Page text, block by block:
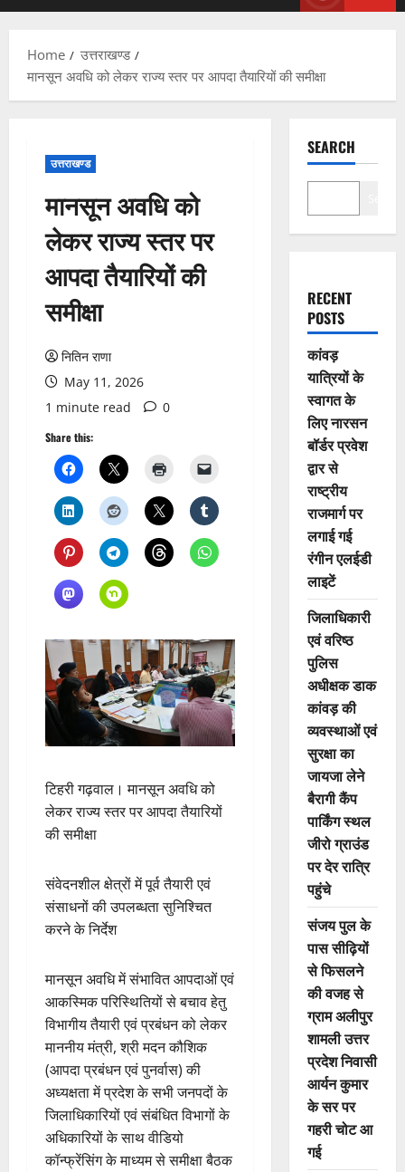
Home
उत्तराखण्ड
मानसून अवधि को लेकर राज्य स्तर पर आपदा तैयारियों की समीक्षा
उत्तराखण्ड
मानसून अवधि को
लेकर राज्य स्तर पर
आपदा तैयारियों की
समीक्षा
नितिन राणा
May 11, 2026
1 minute read
0
Share this:
टिहरी गढ़वाल। मानसून अवधि को
लेकर राज्य स्तर पर आपदा तैयारियों
की समीक्षा
संवेदनशील क्षेत्रों में पूर्व तैयारी एवं
संसाधनों की उपलब्धता सुनिश्चित
करने के निर्देश
मानसून अवधि में संभावित आपदाओं एवं
आकस्मिक परिस्थितियों से बचाव हेतु
विभागीय तैयारी एवं प्रबंधन को लेकर
माननीय मंत्री, श्री मदन कौशिक
(आपदा प्रबंधन एवं पुनर्वास) की
अध्यक्षता में प्रदेश के सभी जनपदों के
जिलाधिकारियों एवं संबंधित विभागों के
अधिकारियों के साथ वीडियो
कॉन्फ्रेंसिंग के माध्यम से समीक्षा बैठक
SEARCH
RECENT
POSTS
कांवड़
यात्रियों के
स्वागत के
लिए नारसन
बॉर्डर प्रवेश
द्वार से
राष्ट्रीय
राजमार्ग पर
लगाई गई
रंगीन एलईडी
लाइटें
जिलाधिकारी
एवं वरिष्ठ
पुलिस
अधीक्षक डाक
कांवड़ की
व्यवस्थाओं एवं
सुरक्षा का
जायजा लेने
बैरागी कैंप
पार्किंग स्थल
जीरो ग्राउंड
पर देर रात्रि
पहुंचे
संजय पुल के
पास सीढ़ियों
से फिसलने
की वजह से
ग्राम अलीपुर
शामली उत्तर
प्रदेश निवासी
आर्यन कुमार
के सर पर
गहरी चोट आ
गई